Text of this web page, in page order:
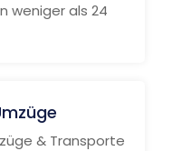
weniger als 24
& Transporte